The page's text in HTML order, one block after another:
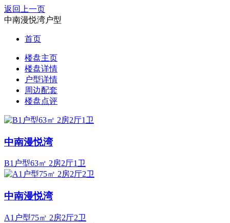
返回上一页
中南漫悦湾户型
首页
楼盘主页
楼盘详情
户型详情
周边配套
楼盘点评
中南漫悦湾
B1户型63㎡ 2房2厅1卫
中南漫悦湾
A1户型75㎡ 2房2厅2卫